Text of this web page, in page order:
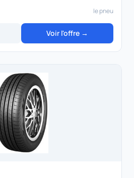
le pneu
Voir l'offre →